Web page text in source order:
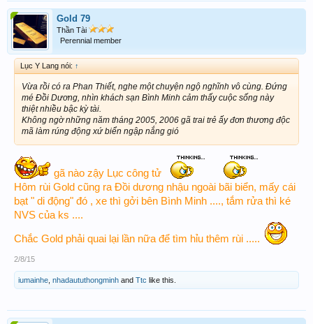
Gold 79
Thần Tài
Perennial member
Lục Y Lang nói: ↑
Vừa rồi có ra Phan Thiết, nghe một chuyện ngộ nghĩnh vô cùng. Đứng
mé Đồi Dương, nhìn khách sạn Bình Minh cảm thấy cuộc sống này
thiệt nhiều bậc kỳ tài.
Không ngờ những năm tháng 2005, 2006 gã trai trẻ ấy đơn thương độc
mã làm rúng động xứ biển ngập nắng gió
gã nào zậy Lục công tử
Hôm rùi Gold cũng ra Đồi dương nhậu ngoài bãi biển, mấy cái
bạt " di động" đó , xe thì gởi bên Bình Minh ...., tắm rửa thì ké
NVS của ks ....
Chắc Gold phải quai lại lần nữa để tìm hỉu thêm rùi .....
2/8/15
iumainhe nhadaututhongminh and Ttc like this.